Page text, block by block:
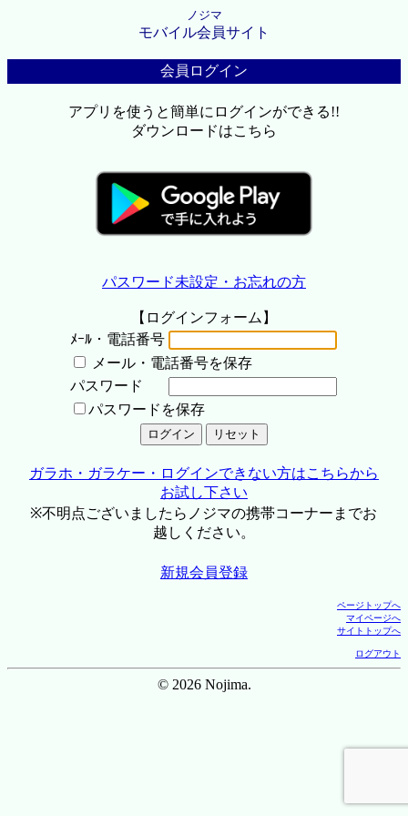
ノジマ
モバイル会員サイト
会員ログイン
アプリを使うと簡単にログインができる!!
ダウンロードはこちら
パスワード未設定・お忘れの方
【ログインフォーム】
ﾒｰﾙ・電話番号
メール・電話番号を保存
パスワード
パスワードを保存
ガラホ・ガラケー・ログインできない方はこちらから
お試し下さい
※不明点ございましたらノジマの携帯コーナーまでお
越しください。
新規会員登録
ページトップへ
マイページへ
サイトトップへ
ログアウト
© 2026 Nojima.